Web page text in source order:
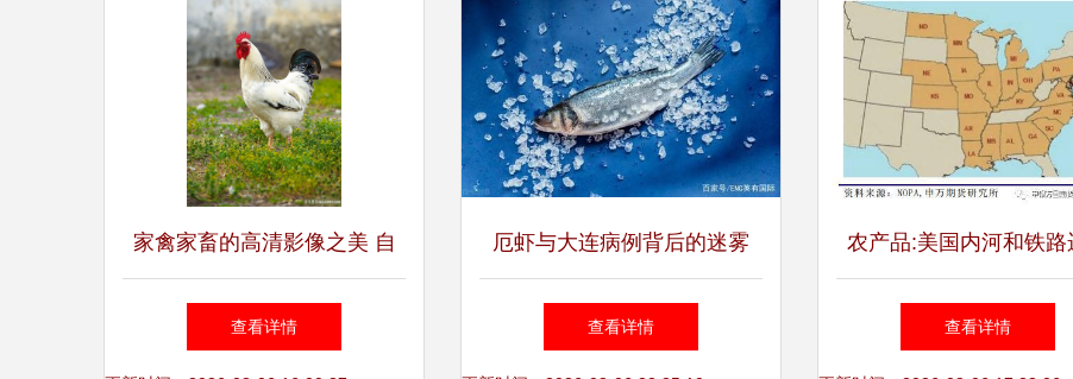
家禽家畜的高清影像之美 自
然的馈赠与人间的烟火
查看详情
厄虾与大连病例背后的迷雾
进口海鲜真的能携带新冠病毒
查看详情
农产品:美国内河和铁路
在大豆出口方面的简单
查看详情